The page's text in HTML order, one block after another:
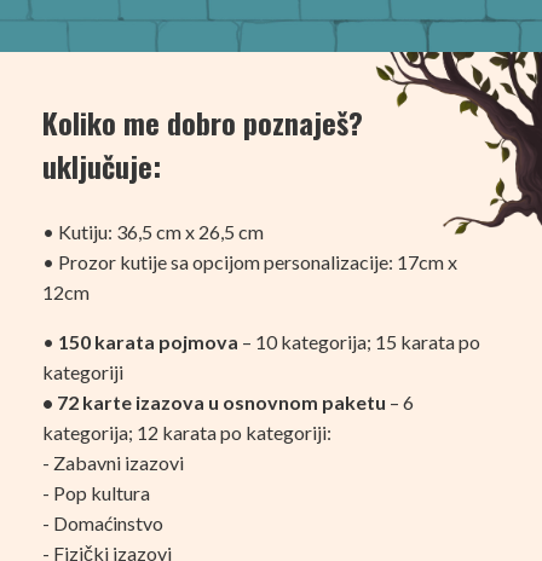
Koliko me dobro poznaješ?
uključuje:
• Kutiju: 36,5 cm x 26,5 cm
• Prozor kutije sa opcijom personalizacije: 17cm x
12cm
• 150 karata pojmova – 10 kategorija; 15 karata po
kategoriji
• 72 karte izazova u osnovnom paketu – 6
kategorija; 12 karata po kategoriji:
- Zabavni izazovi
- Pop kultura
- Domaćinstvo
- Fizički izazovi